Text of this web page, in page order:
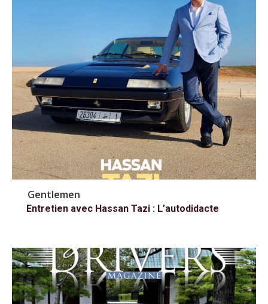
Gentlemen
Entretien avec Hassan Tazi : L’autodidacte